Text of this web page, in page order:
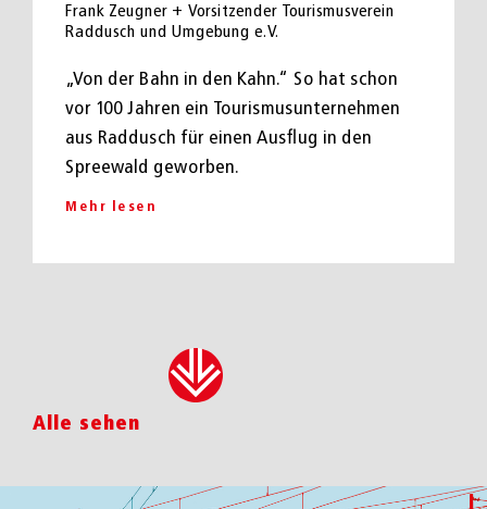
Frank Zeugner + Vorsitzender Tourismusverein
Raddusch und Umgebung e.V.
„Von der Bahn in den Kahn.“ So hat schon
vor 100 Jahren ein Tourismusunternehmen
aus Raddusch für einen Ausflug in den
Spreewald geworben.
Mehr lesen
Alle sehen